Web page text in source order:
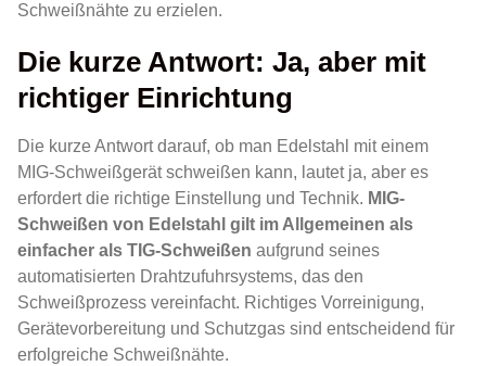
Schweißnähte zu erzielen.
Die kurze Antwort: Ja, aber mit
richtiger Einrichtung
Die kurze Antwort darauf, ob man Edelstahl mit einem
MIG-Schweißgerät schweißen kann, lautet ja, aber es
erfordert die richtige Einstellung und Technik. MIG-
Schweißen von Edelstahl gilt im Allgemeinen als
einfacher als TIG-Schweißen aufgrund seines
automatisierten Drahtzufuhrsystems, das den
Schweißprozess vereinfacht. Richtiges Vorreinigung,
Gerätevorbereitung und Schutzgas sind entscheidend für
erfolgreiche Schweißnähte.